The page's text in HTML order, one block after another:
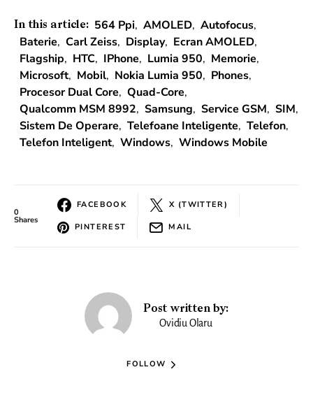
In this article: 564 Ppi, AMOLED, Autofocus,
Baterie, Carl Zeiss, Display, Ecran AMOLED,
Flagship, HTC, IPhone, Lumia 950, Memorie,
Microsoft, Mobil, Nokia Lumia 950, Phones,
Procesor Dual Core, Quad-Core,
Qualcomm MSM 8992, Samsung, Service GSM, SIM,
Sistem De Operare, Telefoane Inteligente, Telefon,
Telefon Inteligent, Windows, Windows Mobile
0
Shares
FACEBOOK X (TWITTER)
PINTEREST MAIL
Post written by:
Ovidiu Olaru
FOLLOW